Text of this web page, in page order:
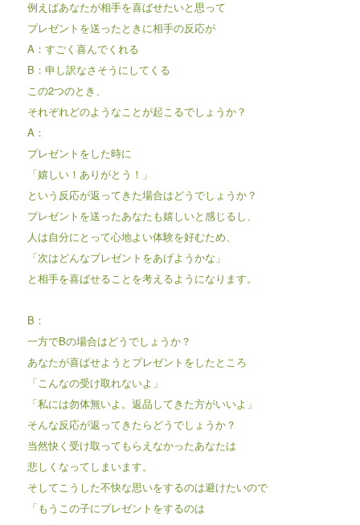
例えばあなたが相手を喜ばせたいと思って
プレゼントを送ったときに相手の反応が
A：すごく喜んでくれる
B：申し訳なさそうにしてくる
この2つのとき、
それぞれどのようなことが起こるでしょうか？
A：
プレゼントをした時に
「嬉しい！ありがとう！」
という反応が返ってきた場合はどうでしょうか？
プレゼントを送ったあなたも嬉しいと感じるし、
人は自分にとって心地よい体験を好むため、
「次はどんなプレゼントをあげようかな」
と相手を喜ばせることを考えるようになります。
B：
一方でBの場合はどうでしょうか？
あなたが喜ばせようとプレゼントをしたところ
「こんなの受け取れないよ」
「私には勿体無いよ。返品してきた方がいいよ」
そんな反応が返ってきたらどうでしょうか？
当然快く受け取ってもらえなかったあなたは
悲しくなってしまいます。
そしてこうした不快な思いをするのは避けたいので
「もうこの子にプレゼントをするのは